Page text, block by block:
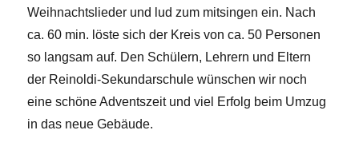
Weihnachtslieder und lud zum mitsingen ein. Nach
ca. 60 min. löste sich der Kreis von ca. 50 Personen
so langsam auf. Den Schülern, Lehrern und Eltern
der Reinoldi-Sekundarschule wünschen wir noch
eine schöne Adventszeit und viel Erfolg beim Umzug
in das neue Gebäude.